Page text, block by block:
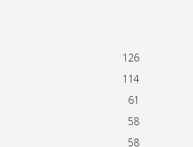
126
114
61
58
58